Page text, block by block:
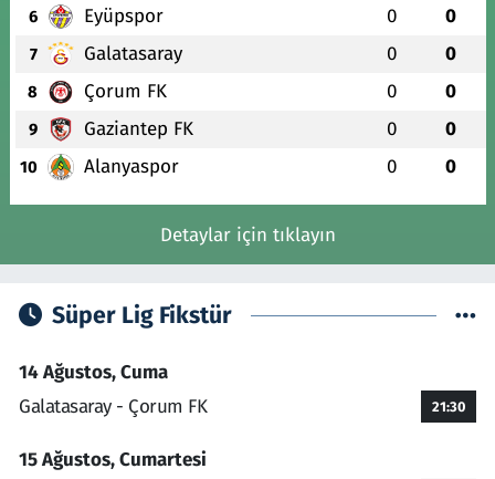
6 Eyüpspor 0 0
7 Galatasaray 0 0
8 Çorum FK 0 0
9 Gaziantep FK 0 0
10 Alanyaspor 0 0
Detaylar için tıklayın
Süper Lig Fikstür
14 Ağustos, Cuma
Galatasaray - Çorum FK
21:30
15 Ağustos, Cumartesi